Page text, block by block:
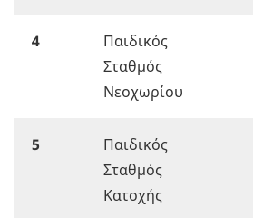
4
Παιδικός
Σταθμός
Νεοχωρίου
5
Παιδικός
Σταθμός
Κατοχής